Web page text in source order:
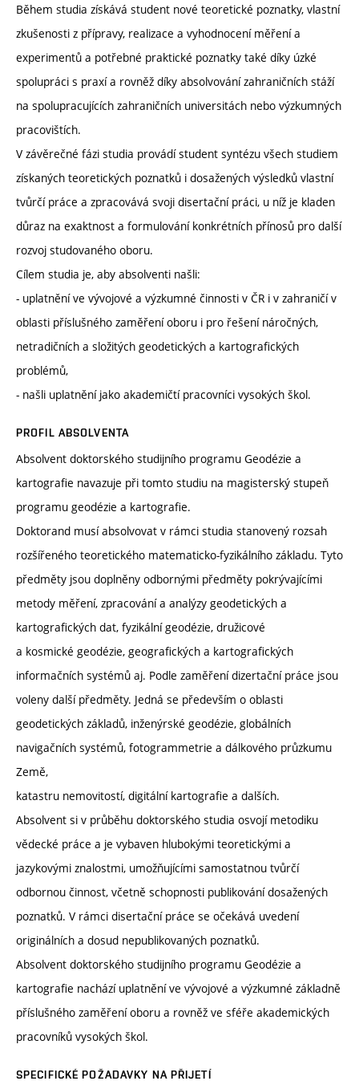
Během studia získává student nové teoretické poznatky, vlastní
zkušenosti z přípravy, realizace a vyhodnocení měření a
experimentů a potřebné praktické poznatky také díky úzké
spolupráci s praxí a rovněž díky absolvování zahraničních stáží
na spolupracujících zahraničních universitách nebo výzkumných
pracovištích.
V závěrečné fázi studia provádí student syntézu všech studiem
získaných teoretických poznatků i dosažených výsledků vlastní
tvůrčí práce a zpracovává svoji disertační práci, u níž je kladen
důraz na exaktnost a formulování konkrétních přínosů pro další
rozvoj studovaného oboru.
Cílem studia je, aby absolventi našli:
- uplatnění ve vývojové a výzkumné činnosti v ČR i v zahraničí v
oblasti příslušného zaměření oboru i pro řešení náročných,
netradičních a složitých geodetických a kartografických
problémů,
- našli uplatnění jako akademičtí pracovníci vysokých škol.
PROFIL ABSOLVENTA
Absolvent doktorského studijního programu Geodézie a
kartografie navazuje při tomto studiu na magisterský stupeň
programu geodézie a kartografie.
Doktorand musí absolvovat v rámci studia stanovený rozsah
rozšířeného teoretického matematicko-fyzikálního základu. Tyto
předměty jsou doplněny odbornými předměty pokrývajícími
metody měření, zpracování a analýzy geodetických a
kartografických dat, fyzikální geodézie, družicové
a kosmické geodézie, geografických a kartografických
informačních systémů aj. Podle zaměření dizertační práce jsou
voleny další předměty. Jedná se především o oblasti
geodetických základů, inženýrské geodézie, globálních
navigačních systémů, fotogrammetrie a dálkového průzkumu
Země,
katastru nemovitostí, digitální kartografie a dalších.
Absolvent si v průběhu doktorského studia osvojí metodiku
vědecké práce a je vybaven hlubokými teoretickými a
jazykovými znalostmi, umožňujícími samostatnou tvůrčí
odbornou činnost, včetně schopnosti publikování dosažených
poznatků. V rámci disertační práce se očekává uvedení
originálních a dosud nepublikovaných poznatků.
Absolvent doktorského studijního programu Geodézie a
kartografie nachází uplatnění ve vývojové a výzkumné základně
příslušného zaměření oboru a rovněž ve sféře akademických
pracovníků vysokých škol.
SPECIFICKÉ POŽADAVKY NA PŘIJETÍ